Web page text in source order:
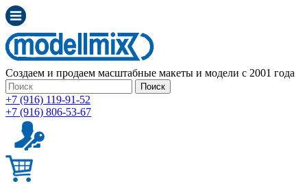
Создаем и продаем масштабные макеты и модели с 2001 года
Поиск
+7 (916) 119-91-52
+7 (916) 806-53-67